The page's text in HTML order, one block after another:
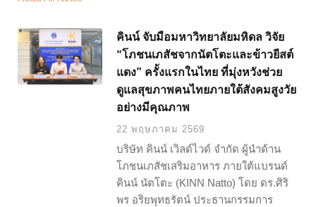
คินน์ จับมือมหาวิทยาลัยมหิดล วิจัย
“โภชนเภสัชจากนัตโตะและข้าวยีสต์
แดง” ครั้งแรกในไทย ที่มุ่งหวังช่วย
ดูแลสุขภาพคนไทยภายใต้สังคมสูงวัย
อย่างมีคุณภาพ
22 พฤษภาคม 2569
บริษัท คินน์ เวิลด์ไวด์ จำกัด ผู้นำด้าน
โภชนเภสัชเสริมอาหาร ภายใต้แบรนด์
คินน์ นัตโตะ (KINN Natto) โดย ดร.ศิริ
พร อริยพุทธรัตน์ ประธานกรรมการ